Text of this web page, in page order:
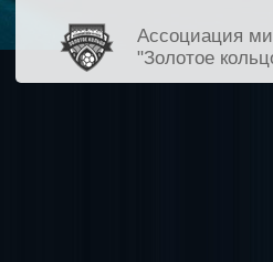
Ассоциация
"Золотое